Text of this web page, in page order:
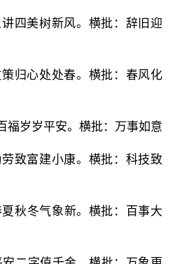
四美树新风。横批：辞旧迎
归心处处春。横批：春风化
福岁岁平安。横批：万事如意
致富建小康。横批：科技致
秋冬气象新。横批：百事大